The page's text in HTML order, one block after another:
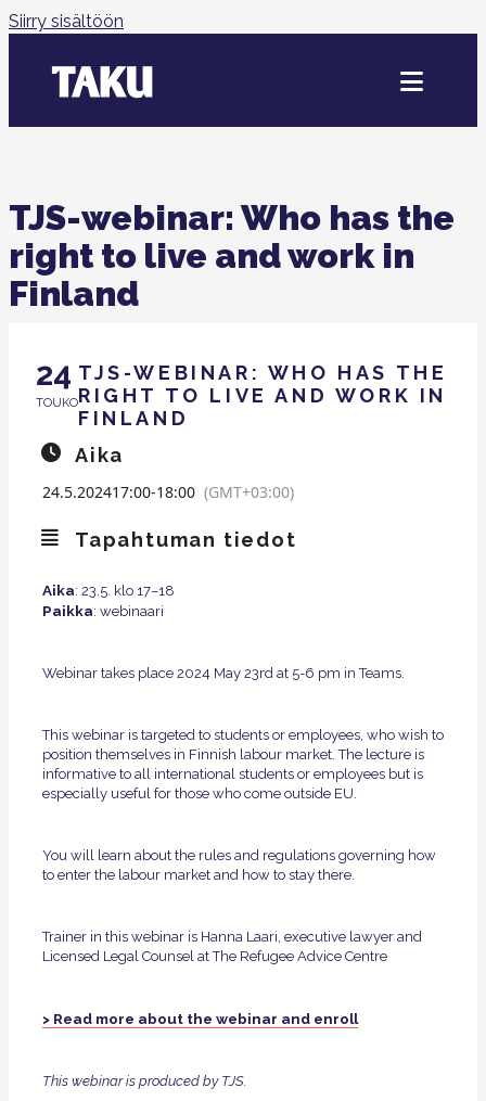
Siirry sisältöön
TJS-webinar: Who has the
right to live and work in
Finland
24
TOUKO
TJS-WEBINAR: WHO HAS THE
RIGHT TO LIVE AND WORK IN
FINLAND
Aika
24.5.202417:00-18:00 (GMT+03:00)
Tapahtuman tiedot
Aika: 23.5. klo 17–18
Paikka: webinaari
Webinar takes place 2024 May 23rd at 5-6 pm in Teams.
This webinar is targeted to students or employees, who wish to
position themselves in Finnish labour market. The lecture is
informative to all international students or employees but is
especially useful for those who come outside EU.
You will learn about the rules and regulations governing how
to enter the labour market and how to stay there.
Trainer in this webinar is Hanna Laari, executive lawyer and
Licensed Legal Counsel at The Refugee Advice Centre
> Read more about the webinar and enroll
This webinar is produced by TJS.